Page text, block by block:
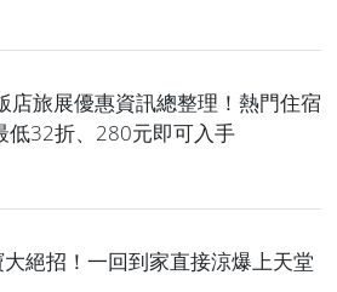
店旅展優惠資訊總整理！熱門住宿
低32折、280元即可入手
絕招！一回到家直接涼爆上天堂